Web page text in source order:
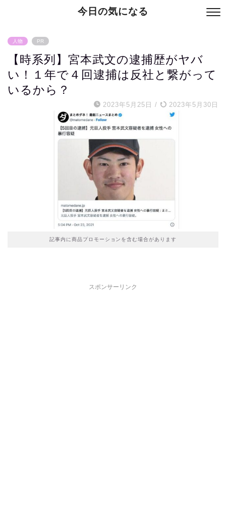
今日の気になる
人物 PR
【時系列】宮本武文の逮捕歴がヤバ
い！１年で４回逮捕は反社と繋がって
いるから？
2023年5月25日 / 2023年5月30日
記事内に商品プロモーションを含む場合があります
スポンサーリンク